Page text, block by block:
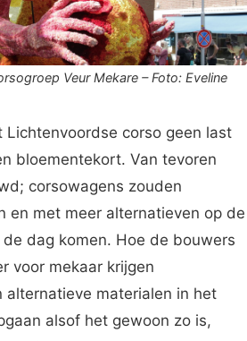
Veur Mekare – Foto: Eveline
Lichtenvoordse corso geen last
bloementekort. Van tevoren
corsowagens zouden
en met meer alternatieven op de
dag komen. Hoe de bouwers
voor mekaar krijgen
alternatieve materialen in het
alsof het gewoon zo is,